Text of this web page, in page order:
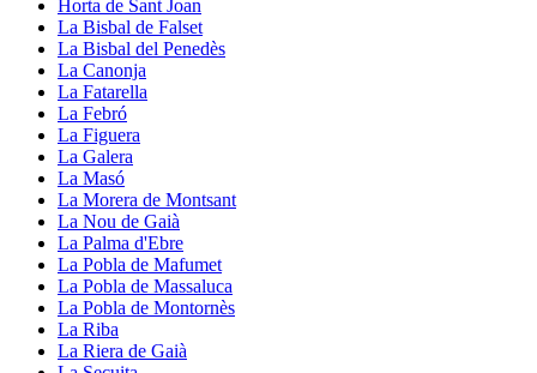
Horta de Sant Joan
La Bisbal de Falset
La Bisbal del Penedès
La Canonja
La Fatarella
La Febró
La Figuera
La Galera
La Masó
La Morera de Montsant
La Nou de Gaià
La Palma d'Ebre
La Pobla de Mafumet
La Pobla de Massaluca
La Pobla de Montornès
La Riba
La Riera de Gaià